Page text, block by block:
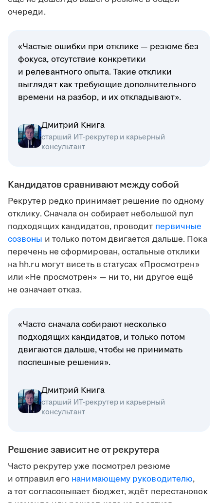
очереди.
«Частые ошибки при отклике — резюме без
фокуса, отсутствие конкретики
и релевантного опыта. Такие отклики
выглядят как требующие дополнительного
времени на разбор, и их откладывают».
Дмитрий Книга
старший ИТ-рекрутер и карьерный
консультант
Кандидатов сравнивают между собой
Рекрутер редко принимает решение по одному
отклику. Сначала он собирает небольшой пул
подходящих кандидатов, проводит первичные
созвоны и только потом двигается дальше. Пока
перечень не сформирован, остальные отклики
на hh.ru могут висеть в статусах «Просмотрен»
или «Не просмотрен» — ни то, ни другое ещё
не означает отказ.
«Часто сначала собирают несколько
подходящих кандидатов, и только потом
двигаются дальше, чтобы не принимать
поспешные решения».
Дмитрий Книга
старший ИТ-рекрутер и карьерный
консультант
Решение зависит не от рекрутера
Часто рекрутер уже посмотрел резюме
и отправил его нанимающему руководителю,
а тот согласовывает бюджет, ждёт перестановок